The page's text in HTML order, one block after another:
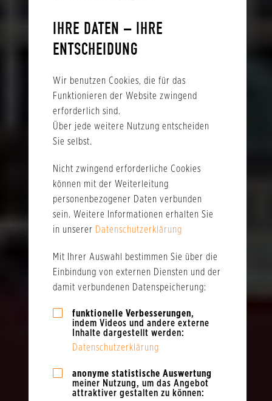
IHRE DATEN – IHRE
ENTSCHEIDUNG
Wir benutzen Cookies, die für das
Funktionieren der Website zwingend
erforderlich sind.
Über jede weitere Nutzung entscheiden
Sie selbst.
Nicht zwingend erforderliche Cookies
können mit der Weiterleitung
personenbezogener Daten verbunden
sein. Weitere Informationen erhalten Sie
in unserer Datenschutzerklärung
Mit Ihrer Auswahl bestimmen Sie über die
Einbindung von externen Diensten und der
damit verbundenen Datenspeicherung:
funktionelle Verbesserungen,
indem Videos und andere externe
Inhalte dargestellt werden:
Datenschutzerklärung
anonyme statistische Auswertung
meiner Nutzung, um das Angebot
attraktiver gestalten zu können: